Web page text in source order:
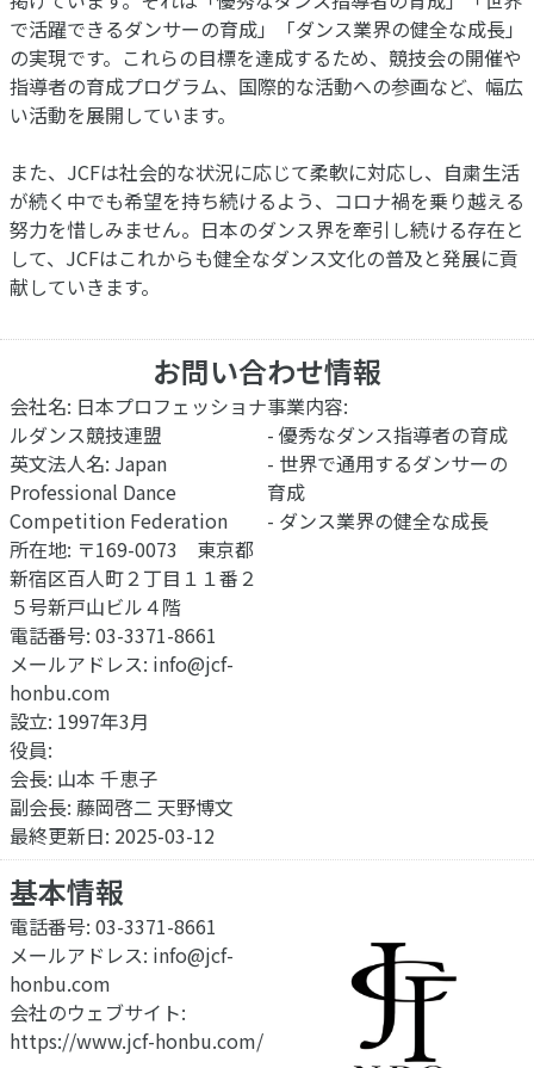
で活躍できるダンサーの育成」「ダンス業界の健全な成長」
の実現です。これらの目標を達成するため、競技会の開催や
指導者の育成プログラム、国際的な活動への参画など、幅広
い活動を展開しています。
また、JCFは社会的な状況に応じて柔軟に対応し、自粛生活
が続く中でも希望を持ち続けるよう、コロナ禍を乗り越える
努力を惜しみません。日本のダンス界を牽引し続ける存在と
して、JCFはこれからも健全なダンス文化の普及と発展に貢
献していきます。
お問い合わせ情報
会社名: 日本プロフェッショナ
ルダンス競技連盟
英文法人名: Japan
Professional Dance
Competition Federation
所在地: 〒169-0073 東京都
新宿区百人町２丁目１１番２
５号新戸山ビル４階
電話番号: 03-3371-8661
メールアドレス: info@jcf-
honbu.com
設立: 1997年3月
役員:
会長: 山本 千恵子
副会長: 藤岡啓二 天野博文
最終更新日: 2025-03-12
事業内容:
- 優秀なダンス指導者の育成
- 世界で通用するダンサーの
育成
- ダンス業界の健全な成長
基本情報
電話番号: 03-3371-8661
メールアドレス: info@jcf-
honbu.com
会社のウェブサイト:
https://www.jcf-honbu.com/